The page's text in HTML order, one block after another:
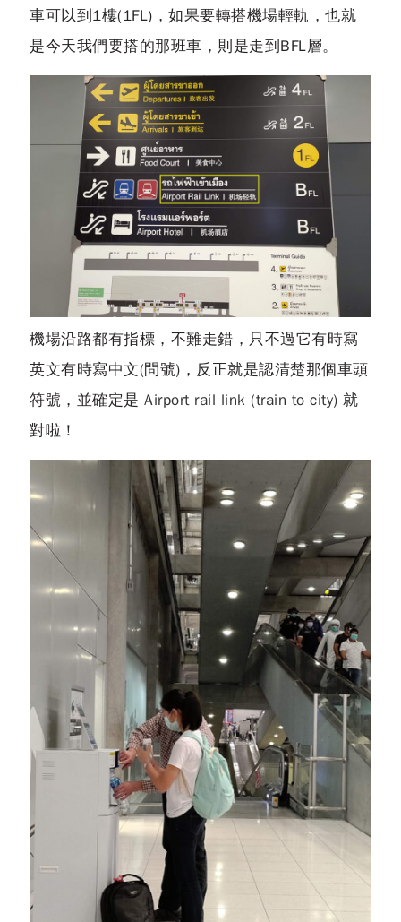
車可以到1樓(1FL)，如果要轉搭機場輕軌，也就
是今天我們要搭的那班車，則是走到BFL層。
機場沿路都有指標，不難走錯，只不過它有時寫
英文有時寫中文(問號)，反正就是認清楚那個車頭
符號，並確定是 Airport rail link (train to city) 就
對啦！